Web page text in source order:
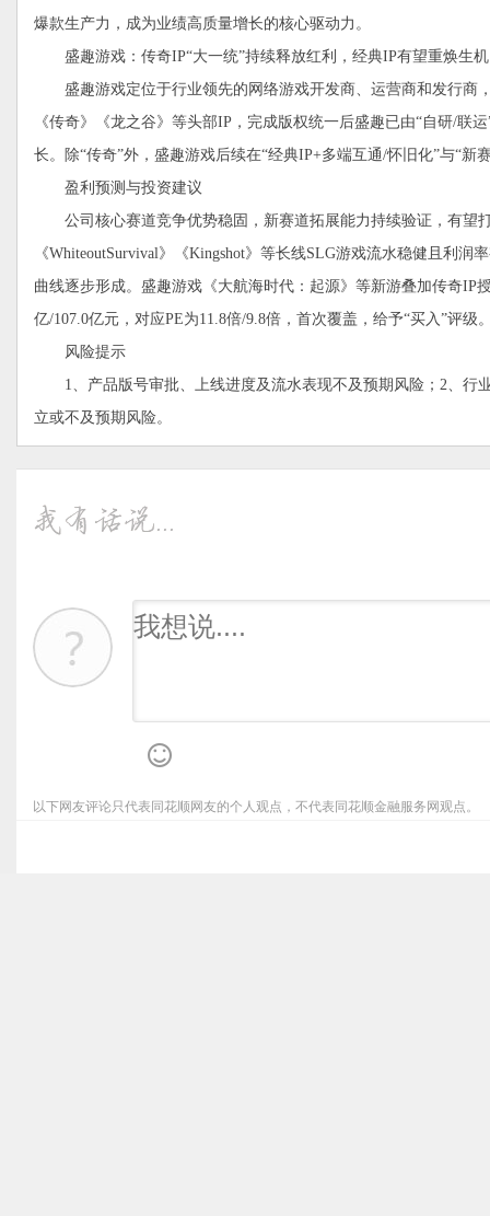
爆款生产力，成为业绩高质量增长的核心驱动力。
盛趣游戏：传奇IP“大一统”持续释放红利，经典IP有望重焕生机
盛趣游戏定位于行业领先的网络游戏开发商、运营商和发行商，
《传奇》《龙之谷》等头部IP，完成版权统一后盛趣已由“自研/联
长。除“传奇”外，盛趣游戏后续在“经典IP+多端互通/怀旧化”与“
盈利预测与投资建议
公司核心赛道竞争优势稳固，新赛道拓展能力持续验证，有望
《WhiteoutSurvival》《Kingshot》等长线SLG游戏流水稳健且利
曲线逐步形成。盛趣游戏《大航海时代：起源》等新游叠加传奇IP
亿/107.0亿元，对应PE为11.8倍/9.8倍，首次覆盖，给予“买入”评级
风险提示
1、产品版号审批、上线进度及流水表现不及预期风险；2、行
立或不及预期风险。
以下网友评论只代表同花顺网友的个人观点，不代表同花顺金融服务网观点。